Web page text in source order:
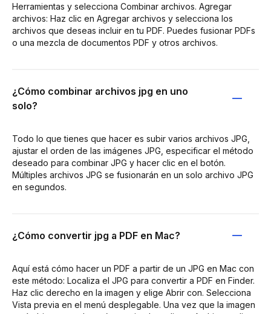
Herramientas y selecciona Combinar archivos. Agregar
archivos: Haz clic en Agregar archivos y selecciona los
archivos que deseas incluir en tu PDF. Puedes fusionar PDFs
o una mezcla de documentos PDF y otros archivos.
¿Cómo combinar archivos jpg en uno
solo?
Todo lo que tienes que hacer es subir varios archivos JPG,
ajustar el orden de las imágenes JPG, especificar el método
deseado para combinar JPG y hacer clic en el botón.
Múltiples archivos JPG se fusionarán en un solo archivo JPG
en segundos.
¿Cómo convertir jpg a PDF en Mac?
Aquí está cómo hacer un PDF a partir de un JPG en Mac con
este método: Localiza el JPG para convertir a PDF en Finder.
Haz clic derecho en la imagen y elige Abrir con. Selecciona
Vista previa en el menú desplegable. Una vez que la imagen